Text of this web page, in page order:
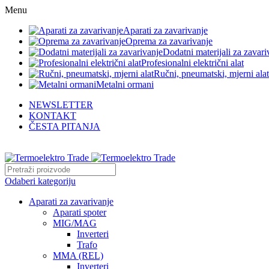
Menu
Aparati za zavarivanje
Oprema za zavarivanje
Dodatni materijali za
Profesionalni električni alat
Ručni, pneumatski, mjerni alat
Metalni ormani
NEWSLETTER
KONTAKT
ČESTA PITANJA
Odaberi kategoriju
Aparati za zavarivanje
Aparati spoter
MIG/MAG
Inverteri
Trafo
MMA (REL)
Inverteri